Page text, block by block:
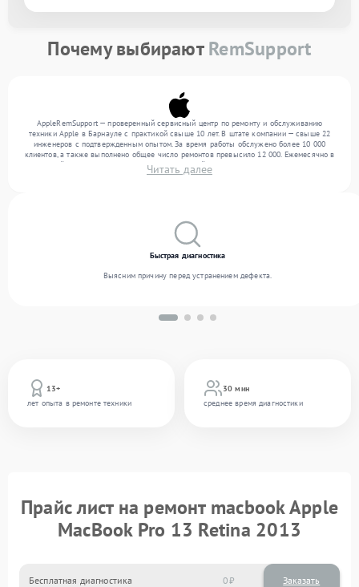
Почему выбираютRemSupport
AppleRemSupport — проверенный сервисный центр по ремонту и обслуживанию
техники Apple в Барнауле с практикой свыше 10 лет. В штате компании — свыше 22
инженеров с подтвержденным опытом. За время работы обслужено более 10 000
клиентов, а также выполнено общее число ремонтов превысило 12 000. Ежемесячно в
сервисный центр поступает более 300 обращений, включая , , . Мы выполняем ремонт
различного уровня сложности и поддерживаем высокий стандарт качества благодаря
Читать далее
13+
лет опыта в ремонте техники
30 мин
среднее время диагностики
Быстрая диагностика
Выясним причину перед устранением дефекта.
Прайс лист на ремонт macbook Apple
MacBook Pro 13 Retina 2013
Бесплатная диагностика 0 Заказать